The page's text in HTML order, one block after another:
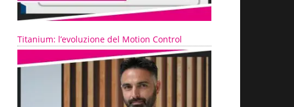
Titanium: l’evoluzione del Motion Control